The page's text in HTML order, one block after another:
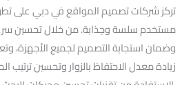
تركز شركات تصميم المواقع في دبي على
مستخدم سلسة وجذابة. من خلال تحسين
وضمان استجابة التصميم لجميع الأجهزة،
زيادة معدل الاحتفاظ بالزوار وتحسين ترتيب